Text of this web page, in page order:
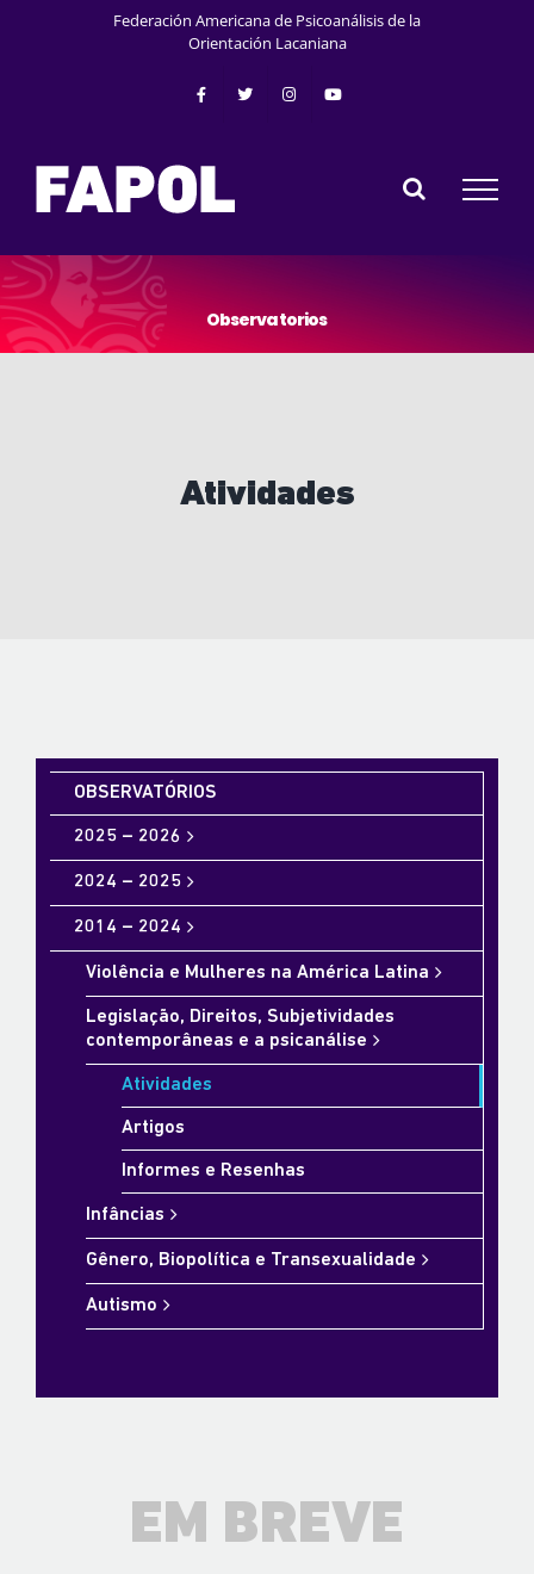
Federación Americana de Psicoanálisis de la
Orientación Lacaniana
Observatorios
Atividades
EM BREVE
OBSERVATÓRIOS
2025 – 2026
2024 – 2025
2014 – 2024
Violência e Mulheres na América Latina
Legislação, Direitos, Subjetividades
contemporâneas e a psicanálise
Atividades
Artigos
Informes e Resenhas
Infâncias
Gênero, Biopolítica e Transexualidade
Autismo